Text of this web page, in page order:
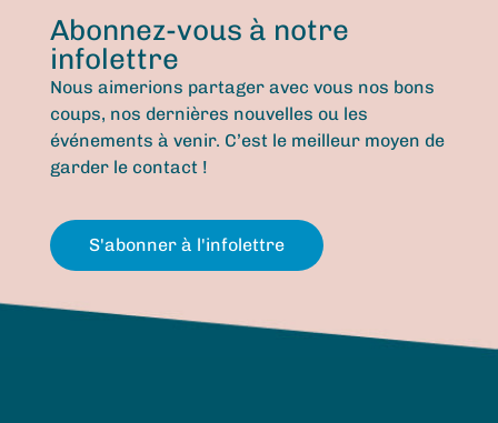
Abonnez-vous à notre
infolettre
Nous aimerions partager avec vous nos bons
coups, nos dernières nouvelles ou les
événements à venir. C’est le meilleur moyen de
garder le contact !
S'abonner à l'infolettre